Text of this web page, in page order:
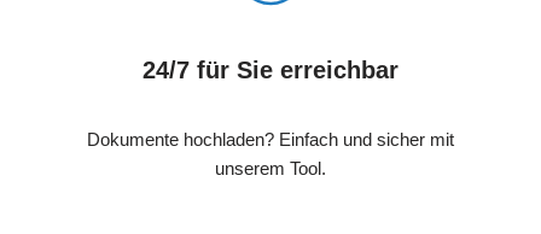
24/7 für Sie erreichbar
Dokumente hochladen? Einfach und sicher mit
unserem Tool.